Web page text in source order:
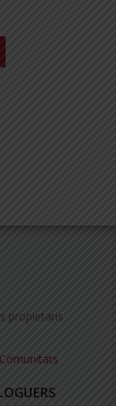
propietaris